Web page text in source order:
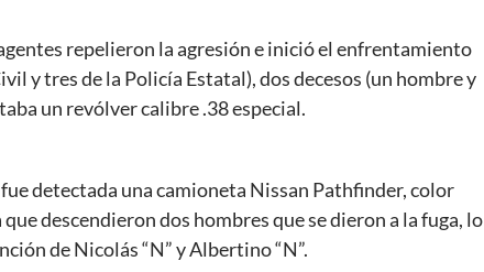
repelieron la agresión e inició el enfrentamiento
y tres de la Policía Estatal), dos decesos (un hombre y
un revólver calibre .38 especial.
detectada una camioneta Nissan Pathfinder, color
descendieron dos hombres que se dieron a la fuga, lo
de Nicolás “N” y Albertino “N”.